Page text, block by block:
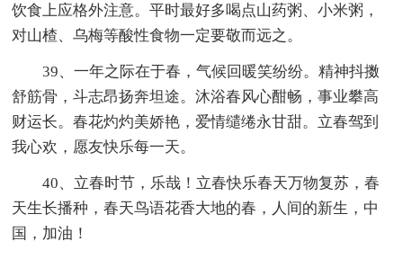
饮食上应格外注意。平时最好多喝点山药粥、小米粥，
对山楂、乌梅等酸性食物一定要敬而远之。
39、一年之际在于春，气候回暖笑纷纷。精神抖擞
舒筋骨，斗志昂扬奔坦途。沐浴春风心酣畅，事业攀高
财运长。春花灼灼美娇艳，爱情缱绻永甘甜。立春驾到
我心欢，愿友快乐每一天。
40、立春时节，乐哉！立春快乐春天万物复苏，春
天生长播种，春天鸟语花香大地的春，人间的新生，中
国，加油！